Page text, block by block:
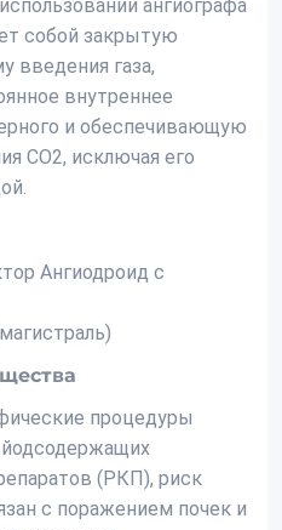
ангиографа
собой закрытую
введения газа,
внутреннее
и обеспечивающую
СО2, исключая его
Ангиодроид с
процедуры
(РКП), риск
с поражением почек и